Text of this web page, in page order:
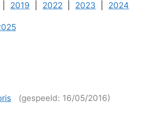
2019 2022 2023 2024
(gespeeld: 16/05/2016)